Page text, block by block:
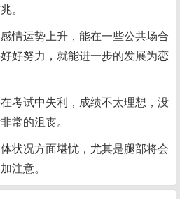
。
感情运势上升，能在一些公共场合
好努力，就能进一步的发展为恋
在考试中失利，成绩不太理想，没
常的沮丧。
体状况方面堪忧，尤其是腿部将会
注意。